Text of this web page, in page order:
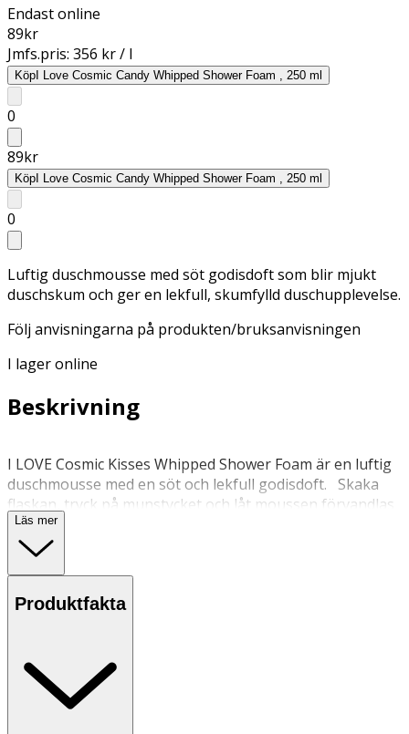
Endast online
89kr
Jmfs.pris: 356 kr / l
KöpI Love Cosmic Candy Whipped Shower Foam , 250 ml
0
89kr
KöpI Love Cosmic Candy Whipped Shower Foam , 250 ml
0
Luftig duschmousse med söt godisdoft som blir mjukt
duschskum och ger en lekfull, skumfylld duschupplevelse.
Följ anvisningarna på produkten/bruksanvisningen
I lager online
Beskrivning
I LOVE Cosmic Kisses Whipped Shower Foam är en luftig
duschmousse med en söt och lekfull godisdoft. Skaka
flaskan, tryck på munstycket och låt moussen förvandlas
till ett mjukt och fylligt duschskum som gör
duschstunden extra rolig. Den vispade formulan
för en skumfylld, sensorisk duschupplevelse.
Användning: Skaka väl före användning. Spraya i handen,
Kan spricka vid upphettning. Kan irritera vid
ögonkontakt. Andas inte in spray. Förvaras utom räckhåll
för barn samt skyddas från värme, heta ytor, gnistor,
Läs mer
Produktfakta